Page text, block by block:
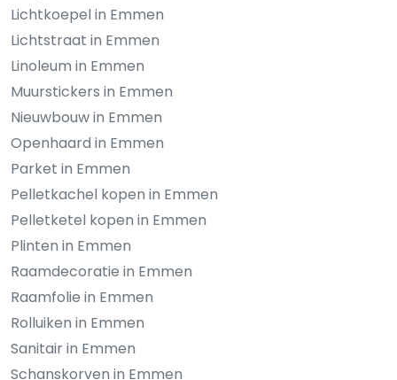
Lichtkoepel in Emmen
Lichtstraat in Emmen
Linoleum in Emmen
Muurstickers in Emmen
Nieuwbouw in Emmen
Openhaard in Emmen
Parket in Emmen
Pelletkachel kopen in Emmen
Pelletketel kopen in Emmen
Plinten in Emmen
Raamdecoratie in Emmen
Raamfolie in Emmen
Rolluiken in Emmen
Sanitair in Emmen
Schanskorven in Emmen